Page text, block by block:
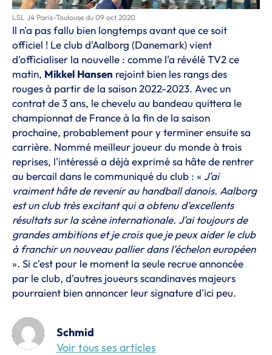
LSL J4 Paris-Toulouse du 09 oct 2020
Il n'a pas fallu bien longtemps avant que ce soit
officiel ! Le club d'Aalborg (Danemark) vient
d'officialiser la nouvelle : comme l'a révélé TV2 ce
matin, Mikkel Hansen rejoint bien les rangs des
rouges à partir de la saison 2022-2023. Avec un
contrat de 3 ans, le chevelu au bandeau quittera le
championnat de France à la fin de la saison
prochaine, probablement pour y terminer ensuite sa
carrière. Nommé meilleur joueur du monde à trois
reprises, l'intéressé a déjà exprimé sa hâte de rentrer
au bercail dans le communiqué du club : « J'ai
vraiment hâte de revenir au handball danois. Aalborg
est un club très excitant qui a obtenu d'excellents
résultats sur la scène internationale. J'ai toujours de
grandes ambitions et je crois que je peux aider le club
à franchir un nouveau pallier dans l'échelon européen
». Si c'est pour le moment la seule recrue annoncée
par le club, d'autres joueurs scandinaves majeurs
pourraient bien annoncer leur signature d'ici peu.
Schmid
Voir tous ses articles